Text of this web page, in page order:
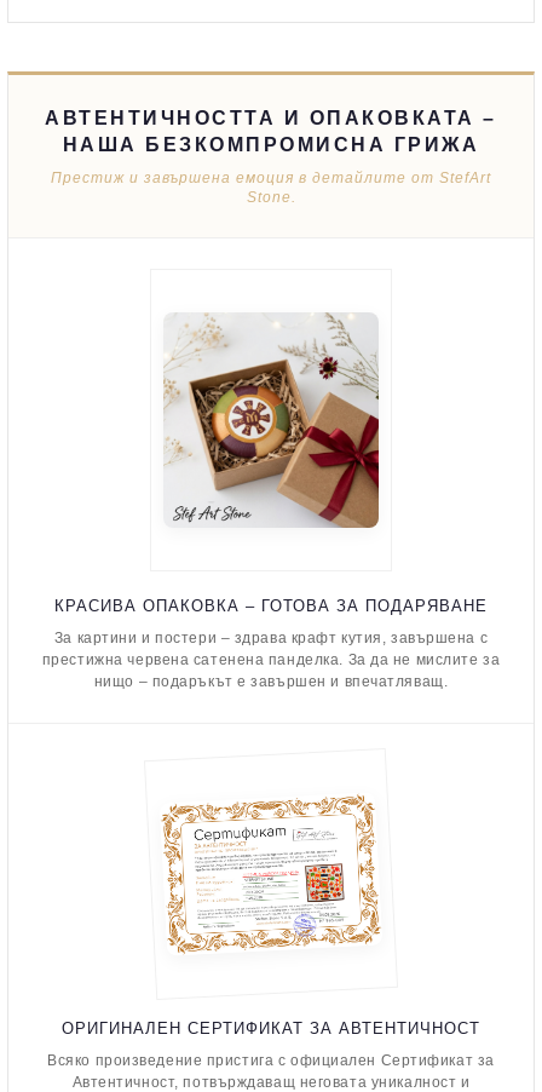
АВТЕНТИЧНОСТТА И ОПАКОВКАТА –
НАША БЕЗКОМПРОМИСНА ГРИЖА
Престиж и завършена емоция в детайлите от StefArt
Stone.
КРАСИВА ОПАКОВКА – ГОТОВА ЗА ПОДАРЯВАНЕ
За картини и постери – здрава крафт кутия, завършена с
престижна червена сатенена панделка. За да не мислите за
нищо – подаръкът е завършен и впечатляващ.
ОРИГИНАЛЕН СЕРТИФИКАТ ЗА АВТЕНТИЧНОСТ
Всяко произведение пристига с официален Сертификат за
Автентичност, потвърждаващ неговата уникалност и